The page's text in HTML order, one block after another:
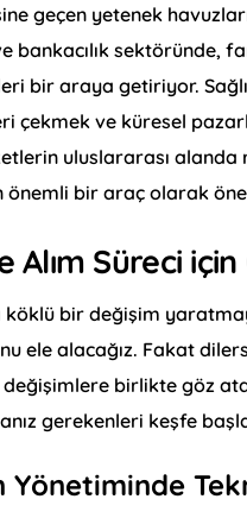
geçen yetenek
bankacılık sektöründe,
bir araya getiriyor.
çekmek ve küresel
uluslararası
bir araç olarak öne
Alım Süreci
köklü bir değişim
ele alacağız. Fakat
birlikte göz
gerekenleri keşfe